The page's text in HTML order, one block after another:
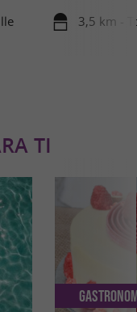
3,5 km -
TI